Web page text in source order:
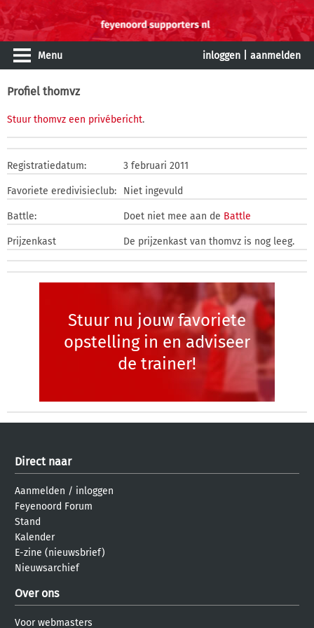
Menu inloggen aanmelden
Profiel thomvz
Stuur thomvz een privébericht.
Registratiedatum: 3 februari 2011
Favoriete eredivisieclub: Niet ingevuld
Battle: Doet niet mee aan de Battle
Prijzenkast De prijzenkast van thomvz is nog leeg.
Stuur nu jouw favoriete
opstelling in en adviseer
de trainer!
Direct naar
Aanmelden / inloggen
Feyenoord Forum
Stand
Kalender
E-zine (nieuwsbrief)
Nieuwsarchief
Over ons
Voor webmasters